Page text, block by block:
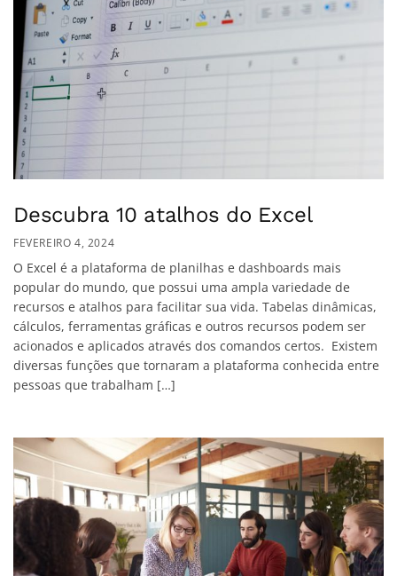
Descubra 10 atalhos do Excel
FEVEREIRO 4, 2024
O Excel é a plataforma de planilhas e dashboards mais
popular do mundo, que possui uma ampla variedade de
recursos e atalhos para facilitar sua vida. Tabelas dinâmicas,
cálculos, ferramentas gráficas e outros recursos podem ser
acionados e aplicados através dos comandos certos. Existem
diversas funções que tornaram a plataforma conhecida entre
pessoas que trabalham […]